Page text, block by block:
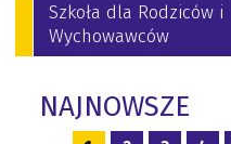
Szkoła dla Rodziców i
Wychowawców
NAJNOWSZE